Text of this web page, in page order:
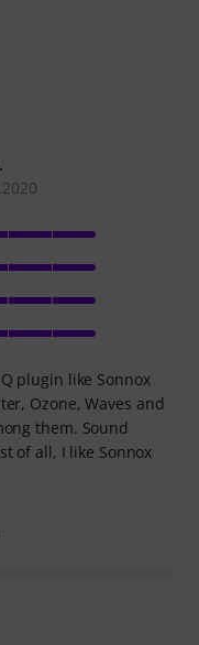
plugin like Sonnox
Ozone, Waves and
them. Sound
of all, I like Sonnox